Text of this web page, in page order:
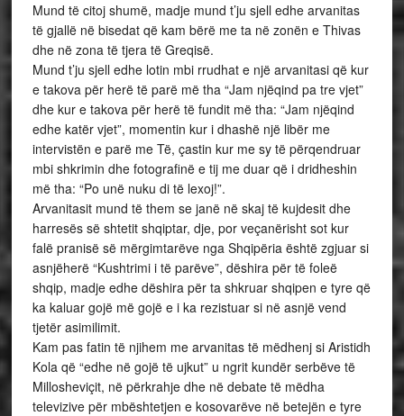
Mund të citoj shumë, madje mund t’ju sjell edhe arvanitas
të gjallë në bisedat që kam bërë me ta në zonën e Thivas
dhe në zona të tjera të Greqisë.
Mund t’ju sjell edhe lotin mbi rrudhat e një arvanitasi që kur
e takova për herë të parë më tha “Jam njëqind pa tre vjet”
dhe kur e takova për herë të fundit më tha: “Jam njëqind
edhe katër vjet”, momentin kur i dhashë një libër me
intervistën e parë me Të, çastin kur me sy të përqendruar
mbi shkrimin dhe fotografinë e tij me duar që i dridheshin
më tha: “Po unë nuku di të lexoj!”.
Arvanitasit mund të them se janë në skaj të kujdesit dhe
harresës së shtetit shqiptar, dje, por veçanërisht sot kur
falë pranisë së mërgimtarëve nga Shqipëria është zgjuar si
asnjëherë “Kushtrimi i të parëve”, dëshira për të foleë
shqip, madje edhe dëshira për ta shkruar shqipen e tyre që
ka kaluar gojë më gojë e i ka rezistuar si në asnjë vend
tjetër asimilimit.
Kam pas fatin të njihem me arvanitas të mëdhenj si Aristidh
Kola që “edhe në gojë të ujkut” u ngrit kundër serbëve të
Millosheviçit, në përkrahje dhe në debate të mëdha
televizive për mbështetjen e kosovarëve në betejën e tyre